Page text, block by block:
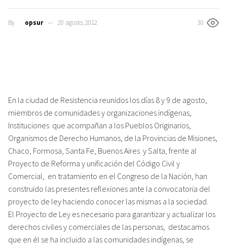
By opsur 20 agosto, 2012 30
En la ciudad de Resistencia reunidos los días 8 y 9 de agosto,
miembros de comunidades y organizaciones indígenas,
Instituciones que acompañan a los Pueblos Originarios,
Organismos de Derecho Humanos, de la Provincias de Misiones,
Chaco, Formosa, Santa Fe, Buenos Aires y Salta, frente al
Proyecto de Reforma y unificación del Código Civil y
Comercial, en tratamiento en el Congreso de la Nación, han
construido las presentes reflexiones ante la convocatoria del
proyecto de ley haciendo conocer las mismas a la sociedad.
El Proyecto de Ley es necesario para garantizar y actualizar los
derechos civiles y comerciales de las personas, destacamos
que en él se ha incluido a las comunidades indígenas, se